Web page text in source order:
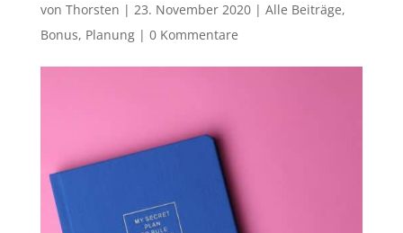
von Thorsten | 23. November 2020| Alle Beiträge,
Bonus, Planung| 0 Kommentare